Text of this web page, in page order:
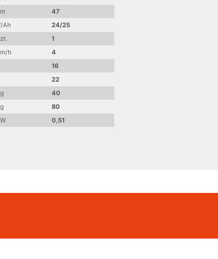
47
Ah
24/25
1
h
4
16
22
40
80
0,51